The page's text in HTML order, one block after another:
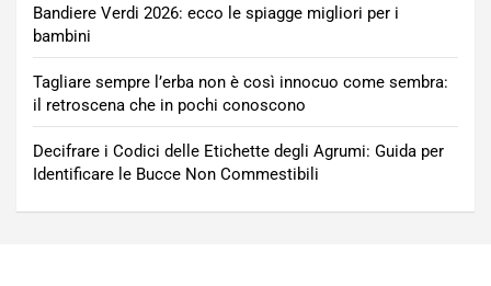
Bandiere Verdi 2026: ecco le spiagge migliori per i
bambini
Tagliare sempre l’erba non è così innocuo come sembra:
il retroscena che in pochi conoscono
Decifrare i Codici delle Etichette degli Agrumi: Guida per
Identificare le Bucce Non Commestibili